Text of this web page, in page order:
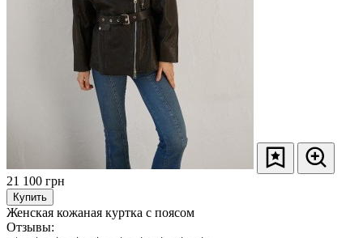
21 100 грн
Купить
Женская кожаная куртка с поясом
Отзывы: